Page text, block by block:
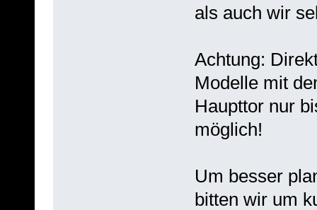
als auch wir
Achtung:
Modelle mit
Haupttor nur
möglich!
Um besser
bitten wir um